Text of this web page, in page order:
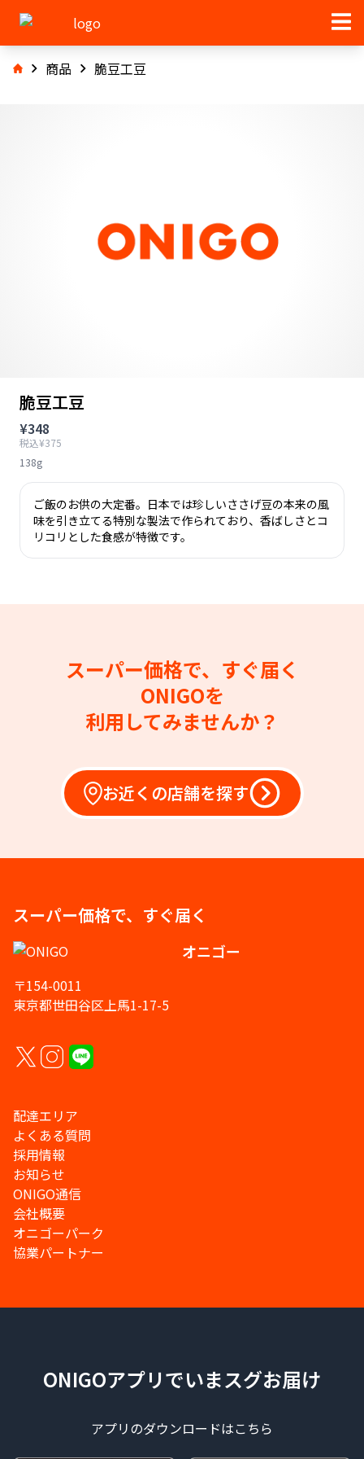
商品 脆豆工豆
脆豆工豆
¥348
税込¥375
138g
ご飯のお供の大定番。日本では珍しいささげ豆の本来の風
味を引き立てる特別な製法で作られており、香ばしさとコ
リコリとした食感が特徴です。
スーパー価格で、すぐ届く
ONIGOを
利用してみませんか？
お近くの店舗を探す
スーパー価格で、すぐ届く
オニゴー
〒154-0011
東京都世田谷区上馬1-17-5
配達エリア
よくある質問
採用情報
お知らせ
ONIGO通信
会社概要
オニゴーパーク
協業パートナー
ONIGOアプリでいまスグお届け
アプリのダウンロードはこちら